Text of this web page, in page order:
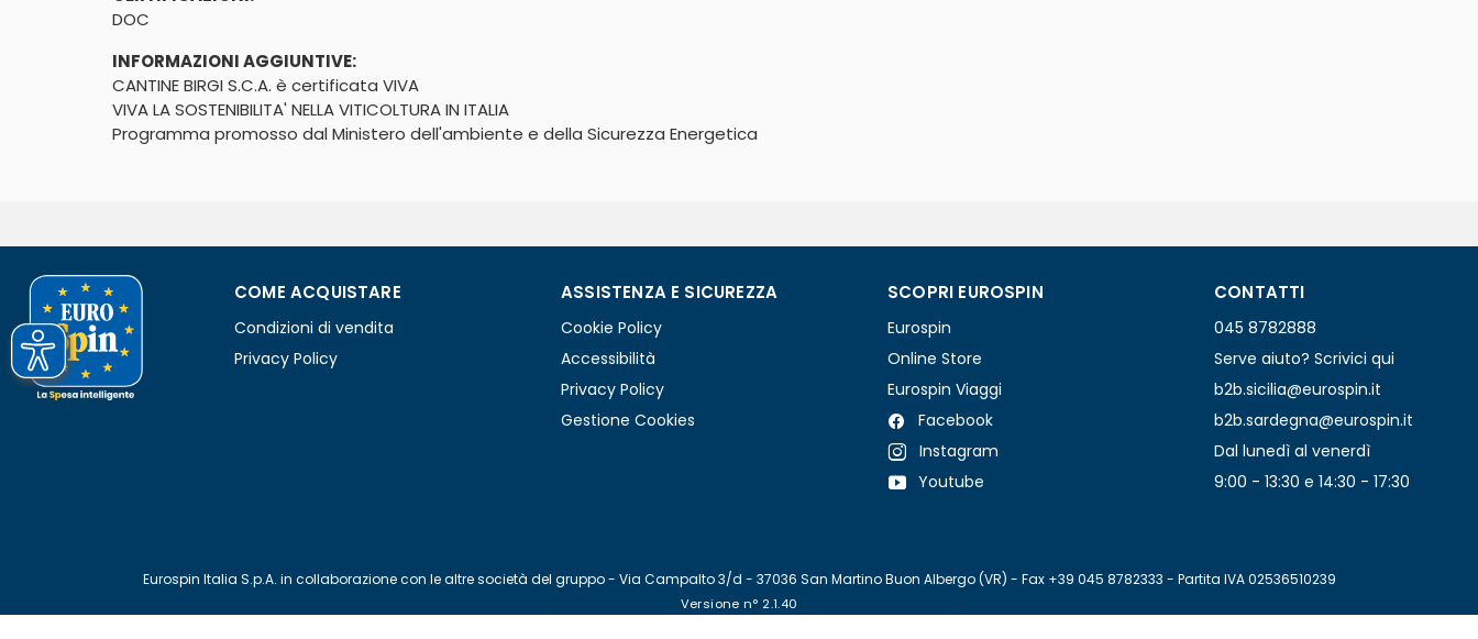
DOC
INFORMAZIONI AGGIUNTIVE:
CANTINE BIRGI S.C.A. è certificata VIVA
VIVA LA SOSTENIBILITA' NELLA VITICOLTURA IN ITALIA
Programma promosso dal Ministero dell'ambiente e della Sicurezza Energetica
COME ACQUISTARE
Condizioni di vendita
Privacy Policy
ASSISTENZA E SICUREZZA
Cookie Policy
Accessibilità
Privacy Policy
Gestione Cookies
SCOPRI EUROSPIN
Eurospin
Online Store
Eurospin Viaggi
Facebook
Instagram
Youtube
CONTATTI
045 8782888
Serve aiuto? Scrivici qui
b2b.sicilia@eurospin.it
b2b.sardegna@eurospin.it
Dal lunedì al venerdì
9:00 - 13:30 e 14:30 - 17:30
Eurospin Italia S.p.A. in collaborazione con le altre società del gruppo - Via Campalto 3/d - 37036 San Martino Buon Albergo (VR) - Fax +39 045 8782333 - Partita IVA 02536510239
Versione n° 2.1.40